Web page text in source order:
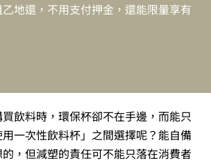
地還，不用支付押金，還能限量享有
飲料時，環保杯卻不在手邊，而能只
一次性飲料杯」之間選擇呢？能自備
，但減塑的責任可不能只落在消費者